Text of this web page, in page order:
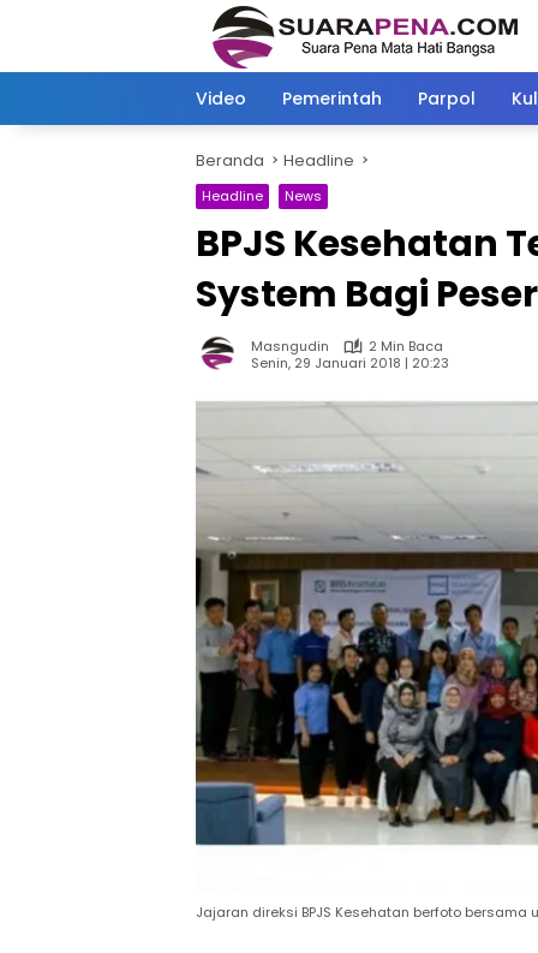
Video Pemerintah Parpol
Beranda Headline
Headline News
BPJS Kesehatan
System Bagi
Masngudin
2 Min Baca
Senin, 29 Januari 2018 | 20:23
Jajaran direksi BPJS Kesehatan berfoto bersama